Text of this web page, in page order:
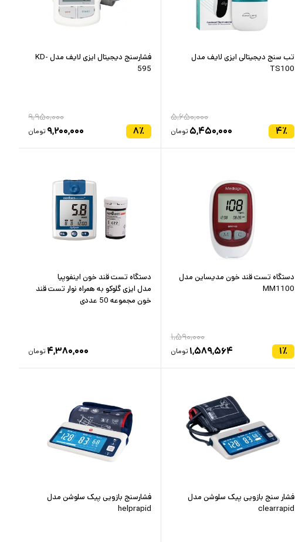
تب سنج دیجیتالی ایزی لایف مدل
TS100
۴٪
۵,۶۵۰,۰۰۰
۵,۴۵۰,۰۰۰ تومان
فشارسنج دیجیتال ایزی لایف مدل KD-
595
۸٪
۹,۹۵۰,۰۰۰
۹,۲۰۰,۰۰۰ تومان
دستگاه تست قند خون مدیساین مدل
MM1100
۱٪
۱,۵۹۰,۰۰۰
۱,۵۸۹,۵۶۴ تومان
دستگاه تست قند خون اینفوپیا
مدل ایزی گلوکو به همراه نوار تست قند
خون مجموعه 50 عددی
۴,۳۸۰,۰۰۰ تومان
فشار سنج بازویی پیک سلوشن مدل
clearrapid
فشارسنج بازویی پیک سلوشن مدل
helprapid